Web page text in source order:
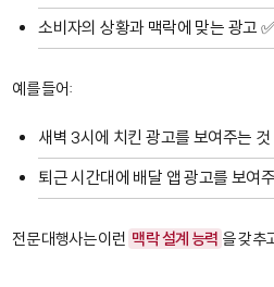
소비자의 상황과 맥락에 맞는 광고 ✅
예를 들어:
새벽 3시에 치킨 광고를 보여주는
퇴근 시간대에 배달 앱 광고를 보여
전문 대행사는 이런 맥락 설계 능력 을 갖추